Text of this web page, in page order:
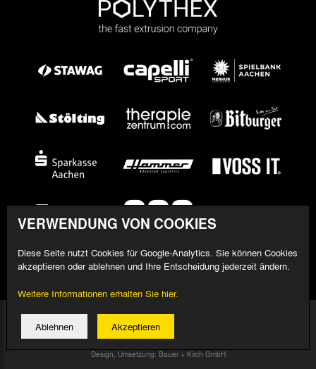
© 2026 Alemannia Aachen - Alle Rechte vorbehalten
Impressum/Datenschutz
Design, Umsetzung: Bauer + Kirch GmbH
VERWENDUNG VON COOKIES
Diese Seite nutzt Cookies für Google-Analytics. Sie können Cookies
akzeptieren oder ablehnen und Ihre Entscheidung jederzeit ändern.
Weitere Informationen erhalten Sie hier.
Ablehnen Akzeptieren